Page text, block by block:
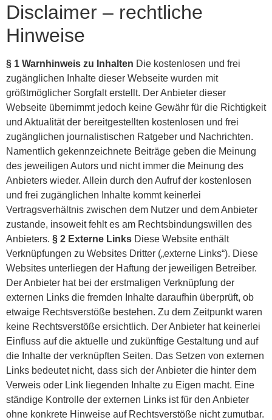
Disclaimer – rechtliche
Hinweise
§ 1 Warnhinweis zu Inhalten Die kostenlosen und frei
zugänglichen Inhalte dieser Webseite wurden mit
größtmöglicher Sorgfalt erstellt. Der Anbieter dieser
Webseite übernimmt jedoch keine Gewähr für die Richtigkeit
und Aktualität der bereitgestellten kostenlosen und frei
zugänglichen journalistischen Ratgeber und Nachrichten.
Namentlich gekennzeichnete Beiträge geben die Meinung
des jeweiligen Autors und nicht immer die Meinung des
Anbieters wieder. Allein durch den Aufruf der kostenlosen
und frei zugänglichen Inhalte kommt keinerlei
Vertragsverhältnis zwischen dem Nutzer und dem Anbieter
zustande, insoweit fehlt es am Rechtsbindungswillen des
Anbieters. § 2 Externe Links Diese Website enthält
Verknüpfungen zu Websites Dritter („externe Links“). Diese
Websites unterliegen der Haftung der jeweiligen Betreiber.
Der Anbieter hat bei der erstmaligen Verknüpfung der
externen Links die fremden Inhalte daraufhin überprüft, ob
etwaige Rechtsverstöße bestehen. Zu dem Zeitpunkt waren
keine Rechtsverstöße ersichtlich. Der Anbieter hat keinerlei
Einfluss auf die aktuelle und zukünftige Gestaltung und auf
die Inhalte der verknüpften Seiten. Das Setzen von externen
Links bedeutet nicht, dass sich der Anbieter die hinter dem
Verweis oder Link liegenden Inhalte zu Eigen macht. Eine
ständige Kontrolle der externen Links ist für den Anbieter
ohne konkrete Hinweise auf Rechtsverstöße nicht zumutbar.